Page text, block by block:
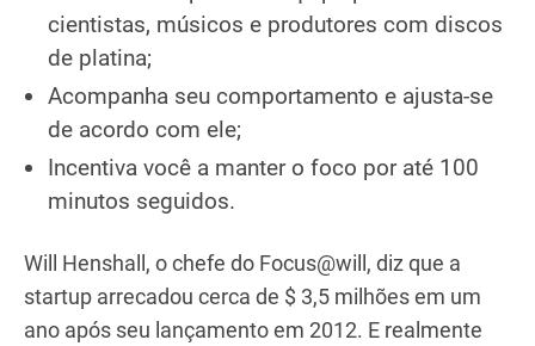
cientistas, músicos e produtores com discos
de platina;
Acompanha seu comportamento e ajusta-se
de acordo com ele;
Incentiva você a manter o foco por até 100
minutos seguidos.
Will Henshall, o chefe do Focus@will, diz que a
startup arrecadou cerca de $ 3,5 milhões em um
ano após seu lançamento em 2012. E realmente